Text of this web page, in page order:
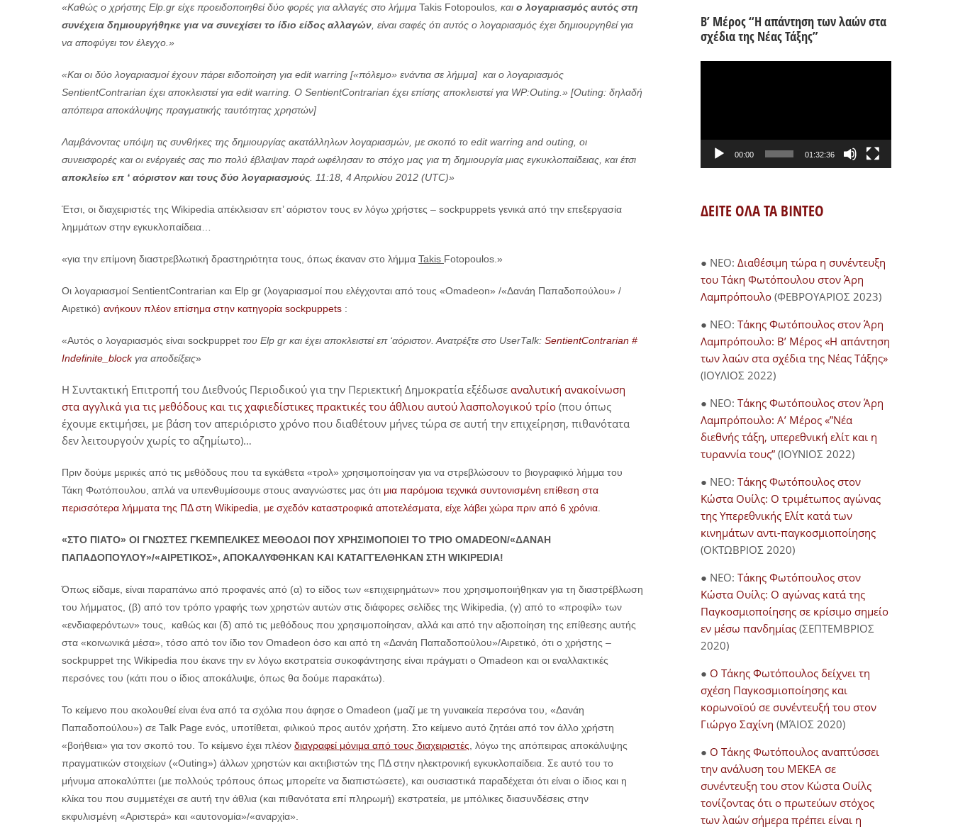
«Καθώς ο χρήστης Elp.gr είχε προειδοποιηθεί δύο φορές για αλλαγές στο λήμμα Takis Fotopoulos , και ο λογαριασμός αυτός στη
συνέχεια δημιουργήθηκε για να συνεχίσει το ίδιο είδος αλλαγών , είναι σαφές ότι αυτός ο λογαριασμός έχει δημιουργηθεί για
να αποφύγει τον έλεγχο.»
«Και οι δύο λογαριασμοί έχουν πάρει ειδοποίηση για edit warring [«πόλεμο» ενάντια σε λήμμα] και ο λογαριασμός
SentientContrarian έχει αποκλειστεί για edit warring. Ο SentientContrarian έχει επίσης αποκλειστεί για WP:Outing.» [Outing: δηλαδή
απόπειρα αποκάλυψης πραγματικής ταυτότητας χρηστών]
Λαμβάνοντας υπόψη τις συνθήκες της δημιουργίας ακατάλληλων λογαριασμών, με σκοπό το edit warring and outing, οι
συνεισφορές και οι ενέργειές σας πιο πολύ έβλαψαν παρά ωφέλησαν το στόχο μας για τη δημιουργία μιας εγκυκλοπαίδειας, και έτσι
αποκλείω επ ‘ αόριστον και τους δύο λογαριασμούς . 11:18, 4 Απριλίου 2012 (UTC)»
Έτσι, οι διαχειριστές της Wikipedia απέκλεισαν επ’ αόριστον τους εν λόγω χρήστες – sockpuppets γενικά από την επεξεργασία
λημμάτων στην εγκυκλοπαίδεια…
«για την επίμονη διαστρεβλωτική δραστηριότητα τους, όπως έκαναν στο λήμμα Takis Fotopoulos.»
Οι λογαριασμοί SentientContrarian και Elp gr (λογαριασμοί που ελέγχονται από τους «Omadeon» /«Δανάη Παπαδοπούλου» /
Αιρετικό) ανήκουν πλέον επίσημα στην κατηγορία sockpuppets :
«Αυτός ο λογαριασμός είναι sockpuppet του Elp gr και έχει αποκλειστεί επ ‘αόριστον. Ανατρέξτε στο UserTalk: SentientContrarian #
Indefinite_blockγια αποδείξεις»
Η Συντακτική Επιτροπή του Διεθνούς Περιοδικού για την Περιεκτική Δημοκρατία εξέδωσε αναλυτική ανακοίνωση
στα αγγλικά για τις μεθόδους και τις χαφιεδίστικες πρακτικές του άθλιου αυτού λασπολογικού τρίο (που όπως
έχουμε εκτιμήσει, με βάση τον απεριόριστο χρόνο που διαθέτουν μήνες τώρα σε αυτή την επιχείρηση, πιθανότατα
δεν λειτουργούν χωρίς το αζημίωτο)…
Πριν δούμε μερικές από τις μεθόδους που τα εγκάθετα «τρολ» χρησιμοποίησαν για να στρεβλώσουν το βιογραφικό λήμμα του
Τάκη Φωτόπουλου, απλά να υπενθυμίσουμε στους αναγνώστες μας ότι μια παρόμοια τεχνικά συντονισμένη επίθεση στα
περισσότερα λήμματα της ΠΔ στη Wikipedia, με σχεδόν καταστροφικά αποτελέσματα, είχε λάβει χώρα πριν από 6 χρόνια
«ΣΤΟ ΠΙΑΤΟ» ΟΙ ΓΝΩΣΤΕΣ ΓΚΕΜΠΕΛΙΚΕΣ ΜΕΘΟΔΟΙ ΠΟΥ ΧΡΗΣΙΜΟΠΟΙΕΙ ΤΟ ΤΡΙΟ OMADEON/«ΔΑΝΑΗ
ΠΑΠΑΔΟΠΟΥΛΟΥ»/«ΑΙΡΕΤΙΚΟΣ», ΑΠΟΚΑΛΥΦΘΗΚΑΝ ΚΑΙ ΚΑΤΑΓΓΕΛΘΗΚΑΝ ΣΤΗ WIKIPEDIA!
Όπως είδαμε, είναι παραπάνω από προφανές από (α) το είδος των «επιχειρημάτων» που χρησιμοποιήθηκαν για τη διαστρέβλωση
του λήμματος, (β) από τον τρόπο γραφής των χρηστών αυτών στις διάφορες σελίδες της Wikipedia, (γ) από το «προφίλ» των
«ενδιαφερόντων» τους, καθώς και (δ) από τις μεθόδους που χρησιμοποίησαν, αλλά και από την αξιοποίηση της επίθεσης αυτής
στα «κοινωνικά μέσα», τόσο από τον ίδιο τον Omadeon όσο και από τη «Δανάη Παπαδοπούλου»/Αιρετικό, ότι ο χρήστης –
sockpuppet της Wikipedia που έκανε την εν λόγω εκστρατεία συκοφάντησης είναι πράγματι ο Omadeon και οι εναλλακτικές
περσόνες του (κάτι που ο ίδιος αποκάλυψε, όπως θα δούμε παρακάτω).
Το κείμενο που ακολουθεί είναι ένα από τα σχόλια που άφησε ο Omadeon (μαζί με τη γυναικεία περσόνα του, «Δανάη
Παπαδοπούλου») σε Talk Page ενός, υποτίθεται, φιλικού προς αυτόν χρήστη. Στο κείμενο αυτό ζητάει από τον άλλο χρήστη
«βοήθεια» για τον σκοπό του. Το κείμενο έχει πλέον διαγραφεί μόνιμα από τους διαχειριστές , λόγω της απόπειρας αποκάλυψης
πραγματικών στοιχείων («Outing») άλλων χρηστών και ακτιβιστών της ΠΔ στην ηλεκτρονική εγκυκλοπαίδεια. Σε αυτό του το
μήνυμα αποκαλύπτει (με πολλούς τρόπους όπως μπορείτε να διαπιστώσετε), και ουσιαστικά παραδέχεται ότι είναι ο ίδιος και η
κλίκα του που συμμετέχει σε αυτή την άθλια (και πιθανότατα επί πληρωμή) εκστρατεία, με μπόλικες διασυνδέσεις στην
εκφυλισμένη «Αριστερά» και «αυτονομία»/«αναρχία».
Β’ Μέρος “Η απάντηση των λαών στα
σχέδια της Νέας Τάξης”
00:00 01:32:36
ΔΕΙΤΕ ΟΛΑ ΤΑ ΒΙΝΤΕΟ
● NEO: Διαθέσιμη τώρα η συνέντευξη
του Τάκη Φωτόπουλου στον Άρη
Λαμπρόπουλο(ΦΕΒΡΟΥΑΡΙΟΣ 2023)
● NEO: Τάκης Φωτόπουλος στον Άρη
Λαμπρόπουλο: Β’ Μέρος «Η απάντηση
των λαών στα σχέδια της Νέας Τάξης»
(ΙΟΥΛΙΟΣ 2022)
● NEO: Τάκης Φωτόπουλος στον Άρη
Λαμπρόπουλο: Α’ Μέρος «”Νέα
διεθνής τάξη, υπερεθνική ελίτ και η
τυραννία τους” (ΙΟΥΝΙΟΣ 2022)
● NEO: Τάκης Φωτόπουλος στον
Κώστα Ουίλς: Ο τριμέτωπος αγώνας
της Υπερεθνικής Ελίτ κατά των
κινημάτων αντι-παγκοσμιοποίησης
(ΟΚΤΩΒΡΙΟΣ 2020)
● NEO: Τάκης Φωτόπουλος στον
Κώστα Ουίλς: Ο αγώνας κατά της
Παγκοσμιοποίησης σε κρίσιμο σημείο
εν μέσω πανδημίας (ΣΕΠΤΕΜΒΡΙΟΣ
2020)
● Ο Τάκης Φωτόπουλος δείχνει τη
σχέση Παγκοσμιοποίησης και
κορωνοϊού σε συνέντευξή του στον
Γιώργο Σαχίνη (ΜΆΙΟΣ 2020)
● O Τάκης Φωτόπουλος αναπτύσσει
την ανάλυση του ΜΕΚΕΑ σε
συνέντευξη του στον Κώστα Ουίλς
τονίζοντας ότι ο πρωτεύων στόχος
των λαών σήμερα πρέπει είναι η